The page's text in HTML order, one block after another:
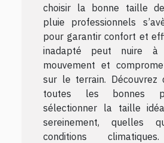
choisir la bonne taille
pluie professionnels
pour garantir confort et
inadapté peut nuire
mouvement et
sur le terrain. Découvrez
toutes les bonnes
sélectionner la taille
sereinement, quelles
conditions